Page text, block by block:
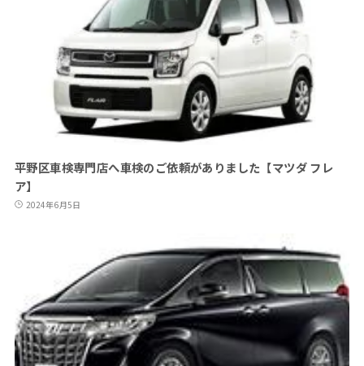
平野区車検専門店へ車検のご依頼がありました【マツダ フレ
ア】
2024年6月5日